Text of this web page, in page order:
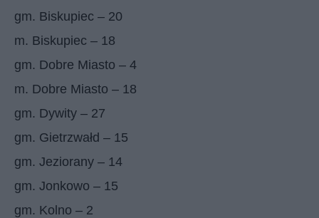
gm. Biskupiec – 20
m. Biskupiec – 18
gm. Dobre Miasto – 4
m. Dobre Miasto – 18
gm. Dywity – 27
gm. Gietrzwałd – 15
gm. Jeziorany – 14
gm. Jonkowo – 15
gm. Kolno – 2